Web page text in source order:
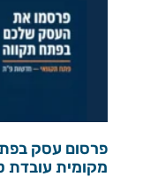
פרסום עסק
מקומית עובדת